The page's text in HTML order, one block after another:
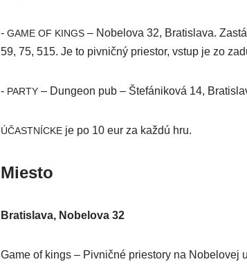
- GAME OF KINGS– Nobelova 32, Bratislava.
59, 75, 515. Je to piv­nič­ný pries­tor, vstup je zo
- PARTY– Dungeon pub – Štefániková 14,
ÚČASTNÍCKEje po 10 eur za kaž­dú hru.
Miesto
Bratislava, Nobelova 32
Game of kings – Pivničné pries­to­ry na Nobelovej